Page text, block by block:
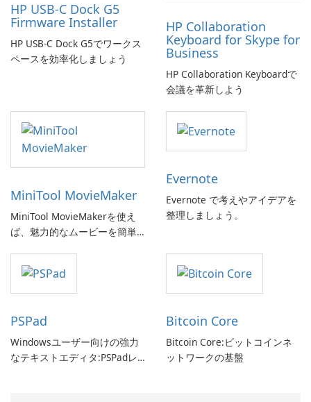
HP USB-C Dock G5
Firmware Installer
HP USB-C Dock G5でワークス
ペースを効率化しましょう
HP Collaboration
Keyboard for Skype for
Business
HP Collaboration Keyboardで
会議を革新しよう
MiniTool MovieMaker
MiniTool MovieMakerを使え
ば、魅力的なムービーを簡単
Evernote
Evernote で考えやアイデアを
整理しましょう。
PSPad
Windowsユーザー向けの強力
なテキストエディタ:PSPadレ
Bitcoin Core
Bitcoin Core:ビットコインネ
ットワークの基盤